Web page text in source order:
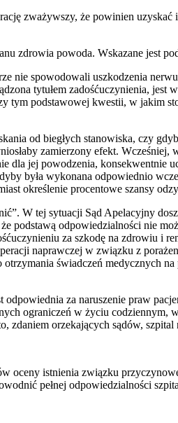
zważywszy, że powinien
zdrowia powoda. Wskazane jest
nie spowodowali uszkodzenia
tytułem zadośćuczynienia, jest
podstawowej kwestii, w jakim
od biegłych stanowiska, czy
zamierzony efekt.
dla jej powodzenia,
była wykonana odpowiednio
określenie procentowe szansy
W tej sytuacji Sąd Apelacyjny
podstawą odpowiedzialności nie
za szkodę na zdrowiu i
naprawczej w związku z
świadczeń medycznych
odpowiednia za naruszenie praw
ograniczeń w życiu
zdaniem orzekających sądów, szpital
istnienia związku
pełnej odpowiedzialności